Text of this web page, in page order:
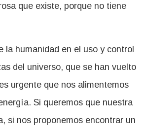
que existe, porque no tiene
la humanidad en el uso y control
del universo, que se han vuelto
urgente que nos alimentemos
Si queremos que nuestra
si nos proponemos encontrar un